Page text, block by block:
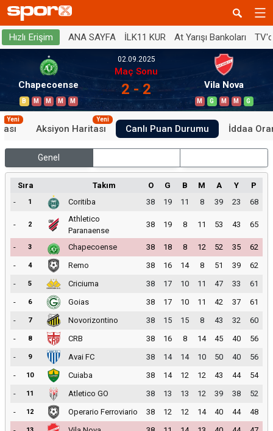
Hızlı Erişim ANA SAYFA İLK11 KUR At Yarışı Bankoları
Chapecoense
B M M M M
02.09.2025
Maç Sonu
2 - 2 Vila Nova
M G M M G
Yeni
Aksiyon Haritası
Yeni
Canlı Puan Durumu İddaa
Genel
Sıra Takım O G B M A Y
P
-
1 Coritiba 38 19 11 8 39 23 68
- 2
Athletico
Paranaense
38 19 8 11 53 43 65
- 3 Chapecoense 38 18 8 12 52 35
62
-
4 Remo 38 16 14 8 51 39
62
-
5 Criciuma 38 17 10 11 47 33
61
-
6 Goias 38 17 10 11 42 37
61
-
7 Novorizontino 38 15 15 8 43 32
60
-
8 CRB 38 16 8 14 45 40
56
-
9 Avai FC 38 14 14 10 50 40
56
-
10 Cuiaba 38 14 12 12 43 44
54
-
11 Atletico GO 38 13 13 12 39 38
52
-
12 Operario Ferroviario 38 12 12 14 40 44
48